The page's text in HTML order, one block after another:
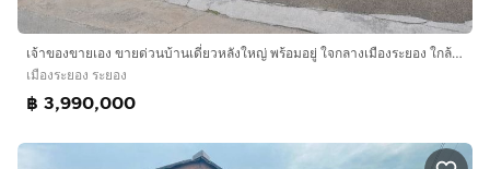
เจ้าของขายเอง ขายด่วนบ้านเดี่ยวหลังใหญ่ พร้อมอยู่ ใจกลางเมืองระยอง ใกล้ห้าง
เมืองระยอง ระยอง
฿ 3,990,000